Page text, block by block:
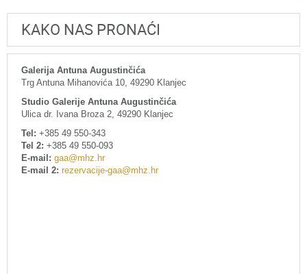
KAKO NAS PRONAĆI
Galerija Antuna Augustinčića
Trg Antuna Mihanovića 10, 49290 Klanjec
Studio Galerije Antuna Augustinčića
Ulica dr. Ivana Broza 2, 49290 Klanjec
Tel: +385 49 550-343
Tel 2: +385 49 550-093
E-mail: gaa@mhz.hr
E-mail 2: rezervacije-gaa@mhz.hr